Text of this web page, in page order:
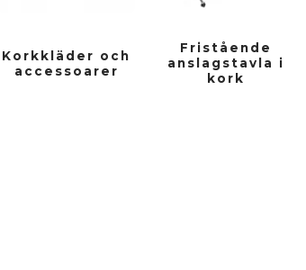
Korkkläder och
accessoarer
Fristående
anslagstavla i
kork